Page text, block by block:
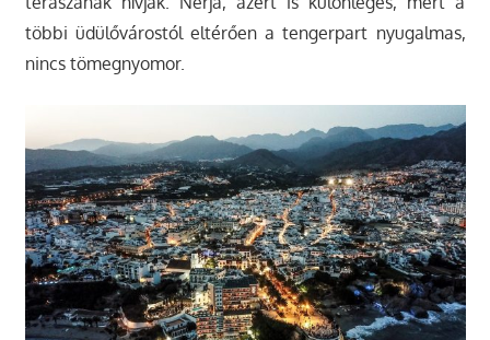
többi üdülővárostól eltérően a tengerpart nyugalmas,
nincs tömegnyomor.